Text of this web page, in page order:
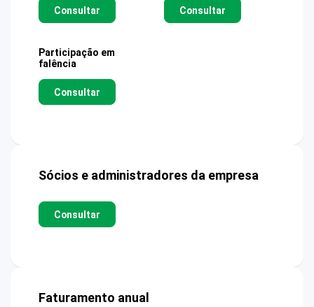
Consultar Consultar
Participação em
falência
Consultar
Sócios e administradores da empresa
Consultar
Faturamento anual